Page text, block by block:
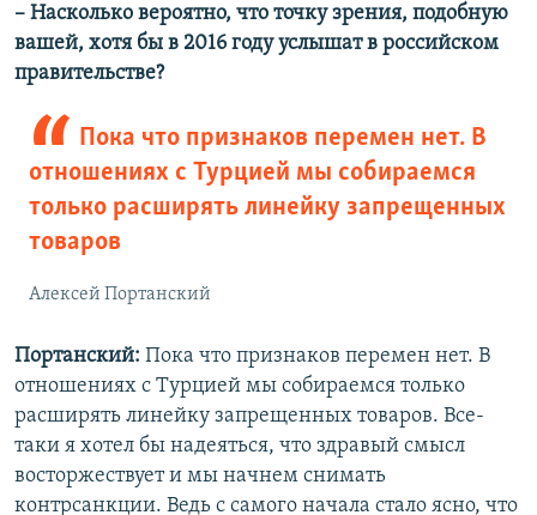
– Насколько вероятно, что точку зрения, подобную
вашей, хотя бы в 2016 году услышат в российском
правительстве?
Пока что признаков перемен нет. В
отношениях с Турцией мы собираемся
только расширять линейку запрещенных
товаров
Алексей Портанский
Портанский: Пока что признаков перемен нет. В
отношениях с Турцией мы собираемся только
расширять линейку запрещенных товаров. Все-
таки я хотел бы надеяться, что здравый смысл
восторжествует и мы начнем снимать
контрсанкции. Ведь с самого начала стало ясно, что